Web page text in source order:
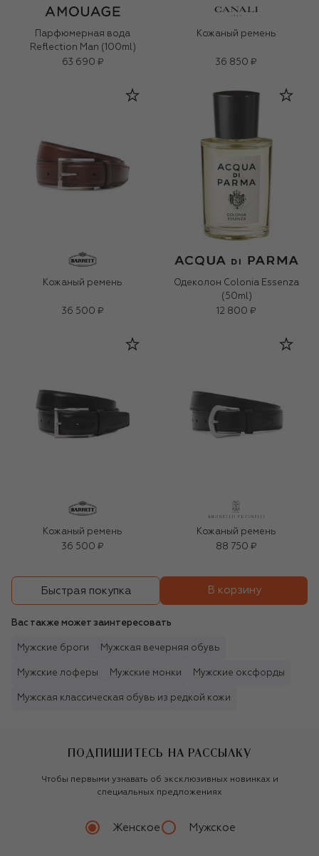
Парфюмерная вода
Reflection Man (100ml)
63 690 ₽
Кожаный ремень
36 850 ₽
Кожаный ремень
36 500 ₽
Одеколон Colonia Essenza
(50ml)
12 800 ₽
Кожаный ремень
36 500 ₽
Кожаный ремень
88 750 ₽
Быстрая покупка В корзину
Вас также может заинтересовать
Мужские броги Мужская вечерняя обувь
Мужские лоферы Мужские монки Мужские оксфорды
Мужская классическая обувь из редкой кожи
ПОДПИШИТЕСЬ НА РАССЫЛКУ
Чтобы первыми узнавать об эксклюзивных новинках и
специальных предложениях
Женское Мужское